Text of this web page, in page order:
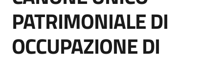
Seguici
su
PATRIMONIALE DI
OCCUPAZIONE DI